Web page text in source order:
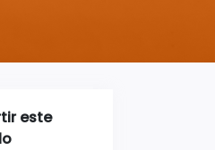
este